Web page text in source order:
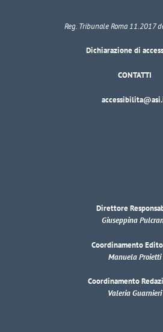
Reg. Tribunale Roma 11.2017
Dichiarazione di
CONTATTI
Direttore
Giuseppina
Coordinamento
Manuela Proietti
Coordinamento
Valeria Guarnieri